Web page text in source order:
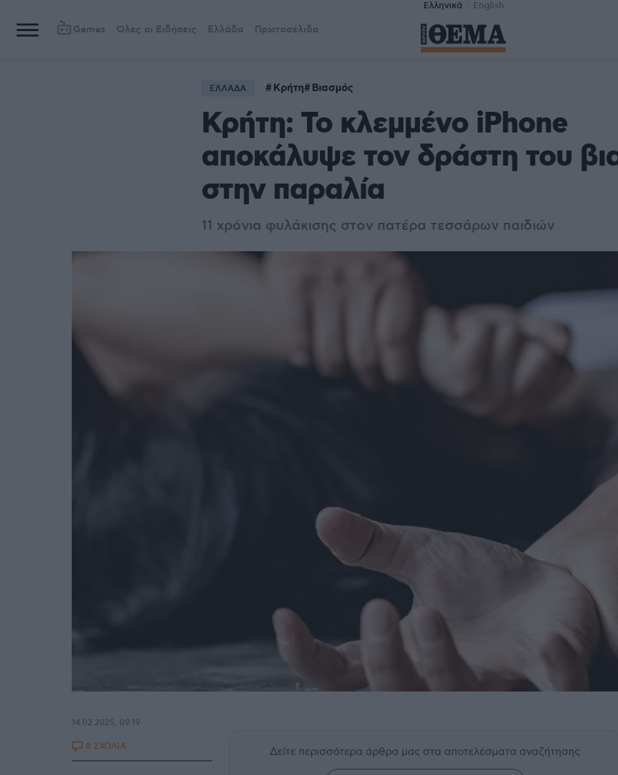
Ελληνικά English
Games Όλες οι Ειδήσεις Ελλάδα Πρωτοσέλιδα
ΕΛΛΑΔΑ Κρήτη Βιασμός
Κρήτη: Το κλεμμένο iPhone
αποκάλυψε τον δράστη του
στην παραλία
11 χρόνια φυλάκισης στον πατέρα τεσσάρων παιδιών
Δείτε περισσότερα άρθρα μας στα αποτελέσματα αναζήτησης
14.02.2025, 09:19
8 ΣΧΟΛΙΑ